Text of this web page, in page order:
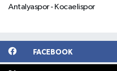
Antalyaspor - Kocaelispor
FACEBOOK